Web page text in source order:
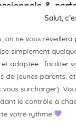
Salut,
on ne vous réveillera
simplement
adaptée : faciliter
de jeunes parents,
vous surcharger).
le contrôle à
votre rythme
&
pour votre marque
un produit ou un